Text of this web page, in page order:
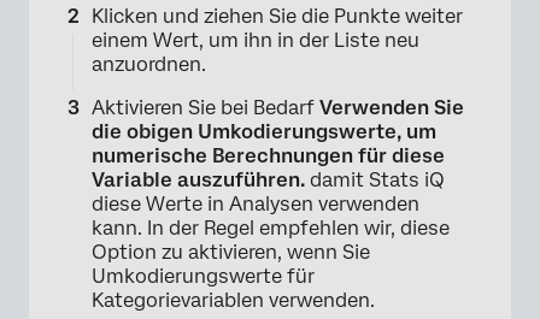
Klicken und ziehen Sie die Punkte weiter
einem Wert, um ihn in der Liste neu
anzuordnen.
Aktivieren Sie bei Bedarf Verwenden Sie
die obigen Umkodierungswerte, um
numerische Berechnungen für diese
Variable auszuführen. damit Stats iQ
diese Werte in Analysen verwenden
kann. In der Regel empfehlen wir, diese
Option zu aktivieren, wenn Sie
Umkodierungswerte für
Kategorievariablen verwenden.